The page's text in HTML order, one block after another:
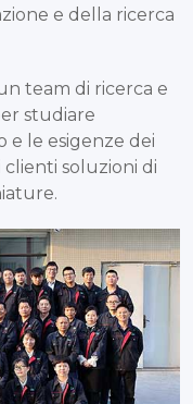
e della ricerca
team di ricerca e
studiare
e le esigenze dei
soluzioni di